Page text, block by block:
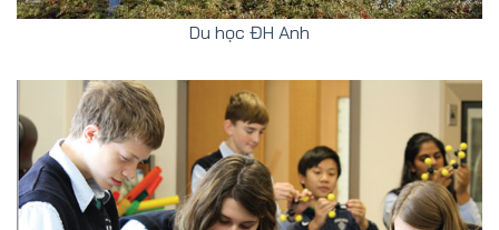
Du học ĐH Anh